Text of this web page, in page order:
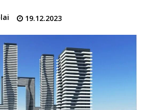
19.12.2023